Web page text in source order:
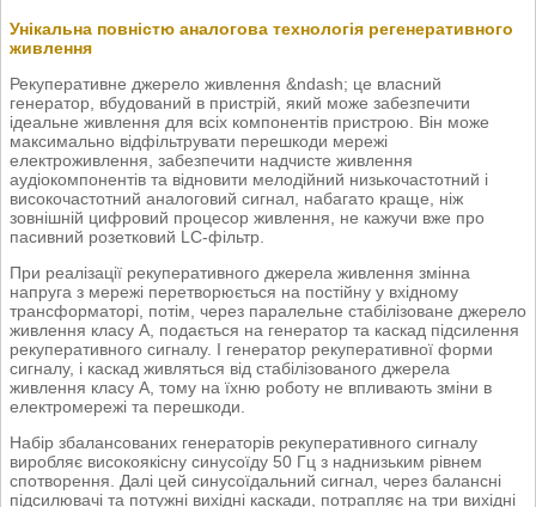
Унікальна повністю аналогова технологія регенеративного
живлення
Рекуперативне джерело живлення &ndash; це власний
генератор, вбудований в пристрій, який може забезпечити
ідеальне живлення для всіх компонентів пристрою. Він може
максимально відфільтрувати перешкоди мережі
електроживлення, забезпечити надчисте живлення
аудіокомпонентів та відновити мелодійний низькочастотний і
високочастотний аналоговий сигнал, набагато краще, ніж
зовнішній цифровий процесор живлення, не кажучи вже про
пасивний розетковий LC-фільтр.
При реалізації рекуперативного джерела живлення змінна
напруга з мережі перетворюється на постійну у вхідному
трансформаторі, потім, через паралельне стабілізоване джерело
живлення класу А, подається на генератор та каскад підсилення
рекуперативного сигналу. І генератор рекуперативної форми
сигналу, і каскад живляться від стабілізованого джерела
живлення класу А, тому на їхню роботу не впливають зміни в
електромережі та перешкоди.
Набір збалансованих генераторів рекуперативного сигналу
виробляє високоякісну синусоїду 50 Гц з наднизьким рівнем
спотворення. Далі цей синусоїдальний сигнал, через балансні
підсилювачі та потужні вихідні каскади, потрапляє на три вихідні